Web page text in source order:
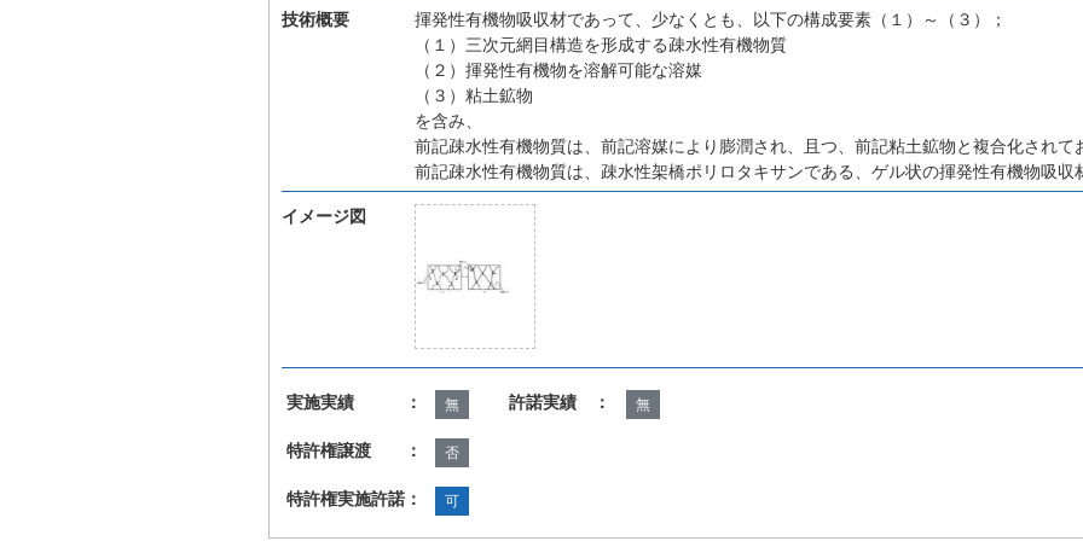
技術概要
揮発性有機物吸収材であって、少なくとも、以下の構成要素（１）～（３）；
（１）三次元網目構造を形成する疎水性有機物質
（２）揮発性有機物を溶解可能な溶媒
（３）粘土鉱物
を含み、
前記疎水性有機物質は、前記溶媒により膨潤され、且つ、前記粘土鉱物と複合化されて
前記疎水性有機物質は、疎水性架橋ポリロタキサンである、ゲル状の揮発性有機物吸収
イメージ図
実施実績 ： 無 許諾実績 ： 無
特許権譲渡 ： 否
特許権実施許諾： 可